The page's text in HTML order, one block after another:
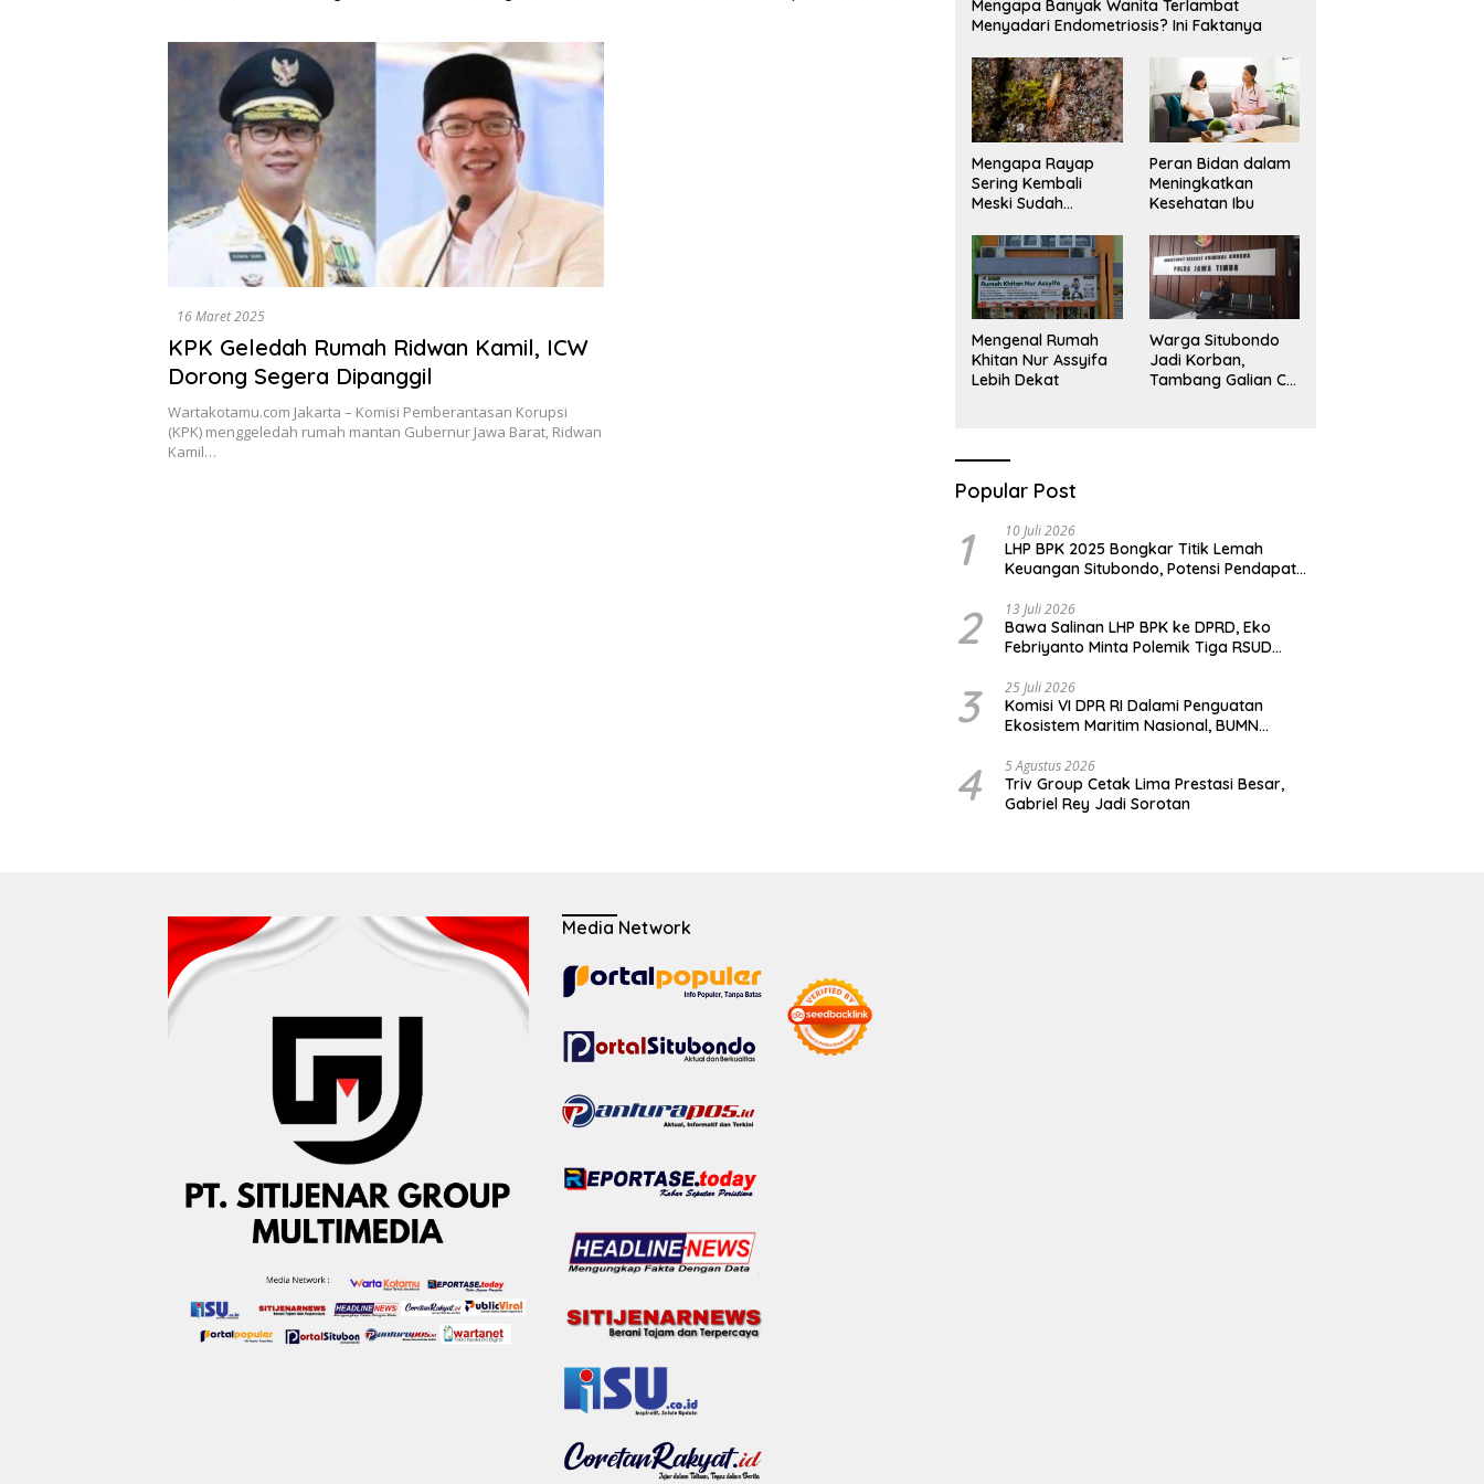
Sekadar Narasi.
16 Maret 2025
KPK Geledah Rumah Ridwan Kamil, ICW
Dorong Segera Dipanggil
Wartakotamu.com Jakarta – Komisi Pemberantasan Korupsi
(KPK) menggeledah rumah mantan Gubernur Jawa Barat, Ridwan
Kamil…
Mengapa Banyak Wanita Terlambat
Menyadari Endometriosis? Ini Faktanya
Mengapa Rayap
Sering Kembali
Meski Sudah
Peran Bidan dalam
Meningkatkan
Kesehatan Ibu
Mengenal Rumah
Khitan Nur Assyifa
Lebih Dekat
Warga Situbondo
Jadi Korban,
Tambang Galian C
Popular Post
1 10 Juli 2026
LHP BPK 2025 Bongkar Titik Lemah
Keuangan Situbondo, Potensi Pendapatan
2 13 Juli 2026
Bawa Salinan LHP BPK ke DPRD, Eko
Febriyanto Minta Polemik Tiga RSUD
Opini
3 25 Juli 2026
Komisi VI DPR RI Dalami Penguatan
Ekosistem Maritim Nasional, BUMN
Surabaya
4 5 Agustus 2026
Triv Group Cetak Lima Prestasi Besar,
Gabriel Rey Jadi Sorotan
Media Network